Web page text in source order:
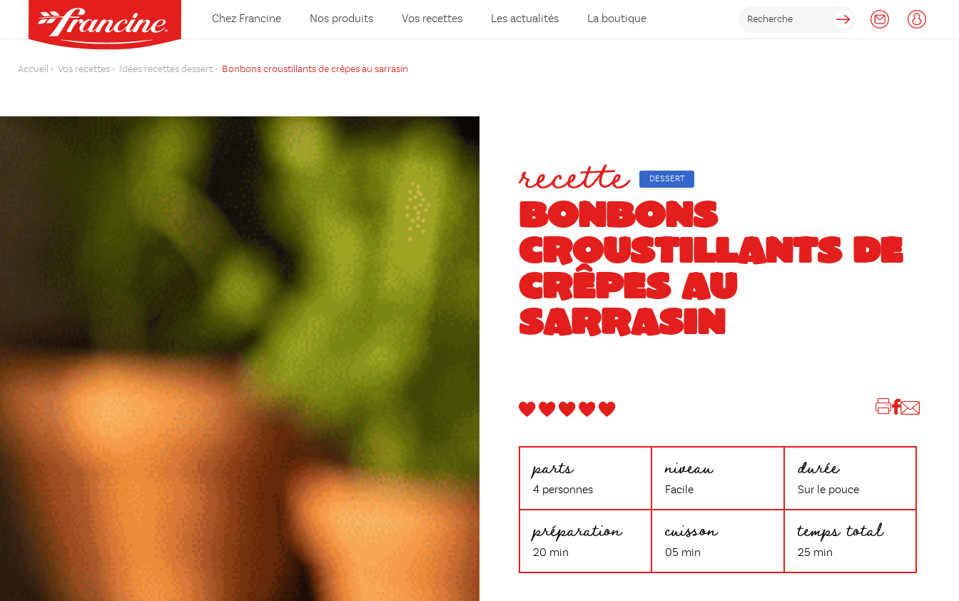
Chez Francine Nos produits Vos recettes Les actualités La boutique
Accueil Vos recettes Idées recettes dessert Bonbons croustillants de crêpes au sarrasin
recette DESSERT
BONBONS
CROUSTILLANTS DE
CRÊPES AU
SARRASIN
parts
4 personnes
niveau
Facile
durée
Sur le pouce
préparation
20 min
cuisson
05 min
temps total
25 min